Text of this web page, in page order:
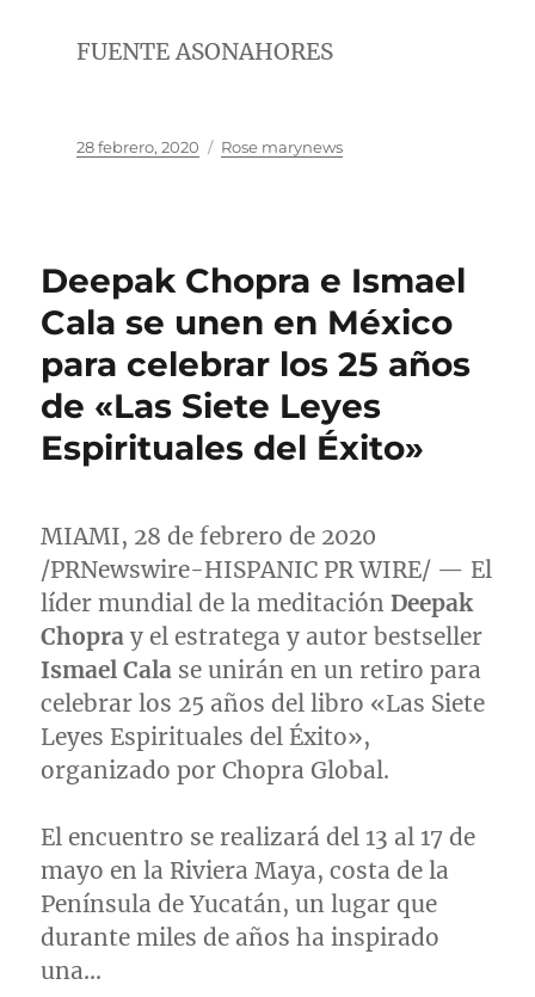
FUENTE ASONAHORES
Publicado
28 febrero, 2020 Categorías
Rose marynews
Deepak Chopra e Ismael
Cala se unen en México
para celebrar los 25 años
de «Las Siete Leyes
Espirituales del Éxito»
MIAMI, 28 de febrero de 2020
/PRNewswire-HISPANIC PR WIRE/ — El
líder mundial de la meditaciónDeepak
Chopra y el estratega y autor bestseller
Ismael Cala se unirán en un retiro para
celebrar los 25 años del libro «Las Siete
Leyes Espirituales del Éxito»,
organizado por Chopra Global.
El encuentro se realizará del 13 al 17 de
mayo en la Riviera Maya, costa de la
Península de Yucatán, un lugar que
durante miles de años ha inspirado
una…